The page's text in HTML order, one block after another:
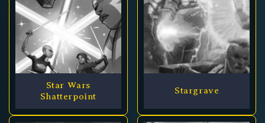
Star Wars
Shatterpoint
Stargrave